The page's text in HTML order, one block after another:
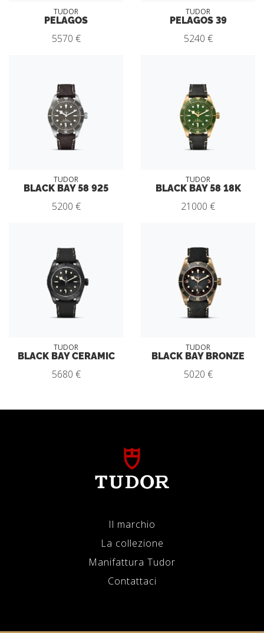
TUDOR
PELAGOS
5570 €
TUDOR
PELAGOS 39
5240 €
TUDOR
BLACK BAY 58 925
5200 €
TUDOR
BLACK BAY 58 18K
21000 €
TUDOR
BLACK BAY CERAMIC
5680 €
TUDOR
BLACK BAY BRONZE
5020 €
Il marchio
La collezione
Manifattura Tudor
Contattaci